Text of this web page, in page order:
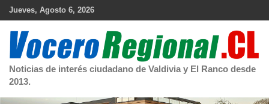
Skip
Jueves, Agosto 6, 2026
Noticias de interés ciudadano de Valdivia y El Ranco desde
2013.